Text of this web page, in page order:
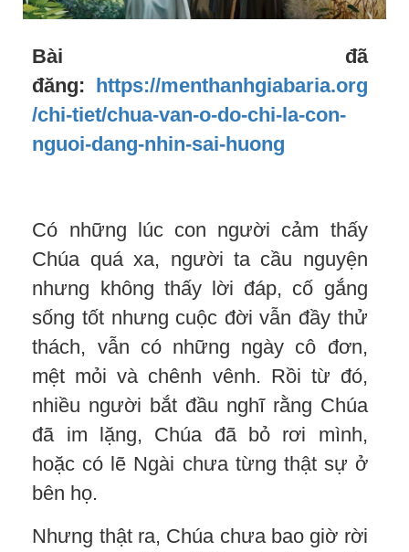
Bài đã
đăng: https://menthanhgiabaria.org
/chi-tiet/chua-van-o-do-chi-la-con-
nguoi-dang-nhin-sai-huong
Có những lúc con người cảm thấy
Chúa quá xa, người ta cầu nguyện
nhưng không thấy lời đáp, cố gắng
sống tốt nhưng cuộc đời vẫn đầy thử
thách, vẫn có những ngày cô đơn,
mệt mỏi và chênh vênh. Rồi từ đó,
nhiều người bắt đầu nghĩ rằng Chúa
đã im lặng, Chúa đã bỏ rơi mình,
hoặc có lẽ Ngài chưa từng thật sự ở
bên họ.
Nhưng thật ra, Chúa chưa bao giờ rời